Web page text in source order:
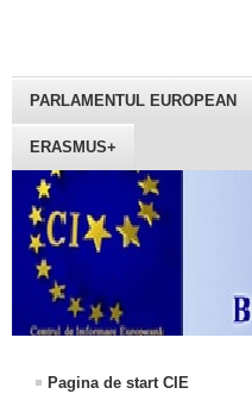
PARLAMENTUL EUROPEAN
ERASMUS+
Pagina de start CIE